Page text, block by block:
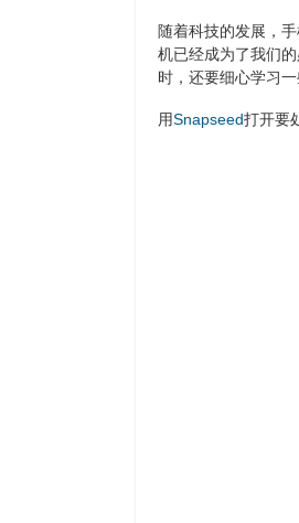
随着科技的发展，
机已经成为了我们
时，还要细心学习
用Snapseed打开要